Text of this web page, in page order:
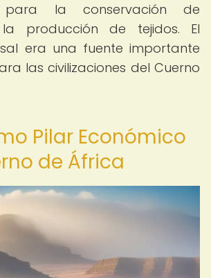
para la conservación de
producción de tejidos. El
era una fuente importante
las civilizaciones del Cuerno
Pilar Económico
de África